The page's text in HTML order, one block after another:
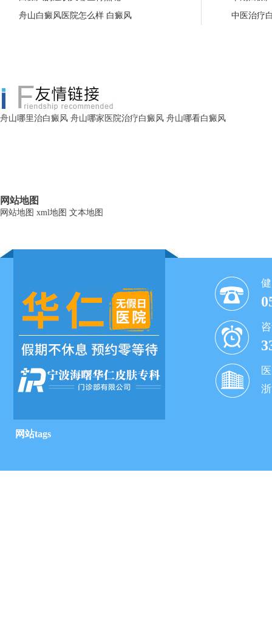
舟山白癜风医院怎么样 白癜风
中医治疗
舟山哪里治白癜风 舟山哪家医院治疗白癜风 舟山哪看白癜风
网站地图
网站地图 xml地图 文本地图
网站tags